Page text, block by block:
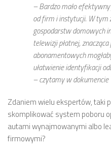
– Bardzo mało
od firm i instytucji. W tym
gospodarstw domowych
telewizji płatnej,
abonamentowych
ułatwienie identyfikacji
– czytamy w dokumencie
Zdaniem wielu ekspertów, taki
skomplikować system poboru
autami wynajmowanymi albo
firmowymi?